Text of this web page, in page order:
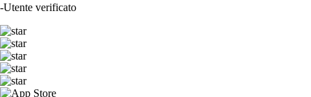
-Utente verificato